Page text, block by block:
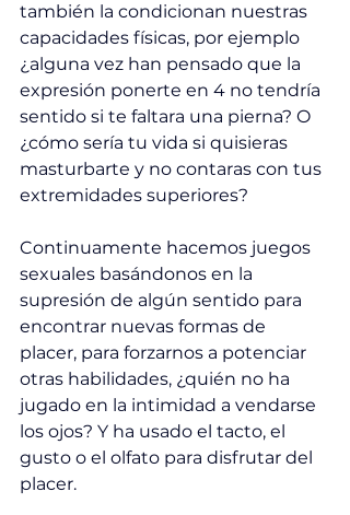
también la condicionan nuestras
capacidades físicas, por ejemplo
¿alguna vez han pensado que la
expresión ponerte en 4 no tendría
sentido si te faltara una pierna? O
¿cómo sería tu vida si quisieras
masturbarte y no contaras con tus
extremidades superiores?
Continuamente hacemos juegos
sexuales basándonos en la
supresión de algún sentido para
encontrar nuevas formas de
placer, para forzarnos a potenciar
otras habilidades, ¿quién no ha
jugado en la intimidad a vendarse
los ojos? Y ha usado el tacto, el
gusto o el olfato para disfrutar del
placer.